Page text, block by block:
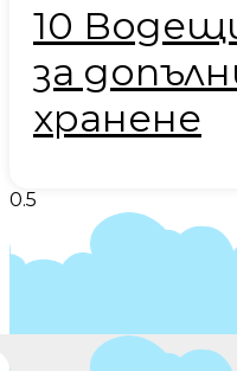
10
за
хранене